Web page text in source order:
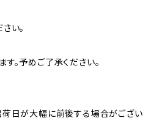
い。
。予めご了承ください。
荷日が大幅に前後する場合がござい